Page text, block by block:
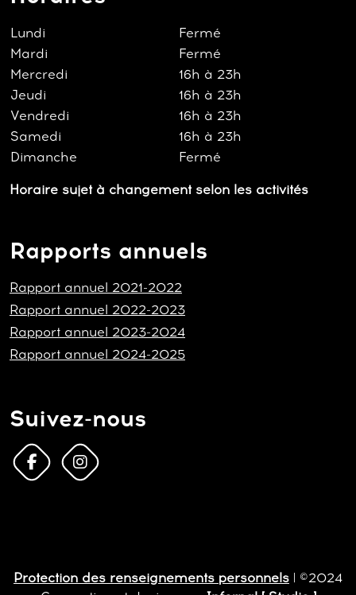
Lundi
Fermé
Mardi
Fermé
Mercredi
16h à 23h
Jeudi
16h à 23h
Vendredi
16h à 23h
Samedi
16h à 23h
Dimanche
Fermé
Horaire sujet à changement selon les activités
Rapports annuels
Rapport annuel 2021-2022
Rapport annuel 2022-2023
Rapport annuel 2023-2024
Rapport annuel 2024-2025
Suivez-nous
Protection des renseignements personnels | ©2024